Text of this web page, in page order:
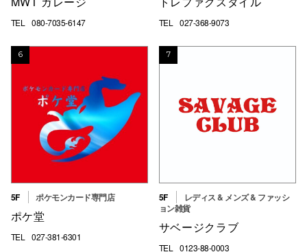
TEL 080-7035-6147 TEL 027-368-9073
6
5F ポケモンカード専門店
ポケ堂
TEL 027-381-6301
7
5F
レディス & メンズ & ファッシ
ョン雑貨
サベージクラブ
TEL 0123-88-0003